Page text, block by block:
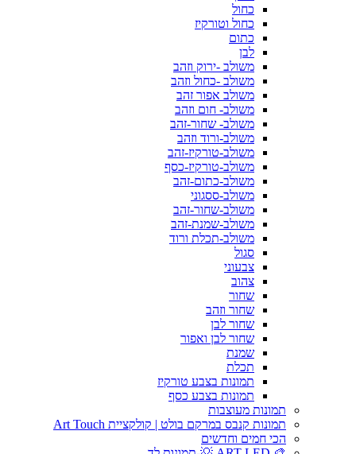
כחול
כחול וטורקיז
כתום
לבן
משולב -ירוק וזהב
משולב -כחול וזהב
משולב אפור זהב
משולב- חום וזהב
משולב- שחור-זהב
משולב-ורוד וזהב
משולב-טורקיז-זהב
משולב-טורקיז-כסף
משולב-כתום-זהב
משולב-ססגוני
משולב-שחור-זהב
משולב-שמנת-זהב
משולב-תכלת ורוד
סגול
צבעוני
צהוב
שחור
שחור וזהב
שחור לבן
שחור לבן ואפור
שמנת
תכלת
תמונות בצבע טורקיז
תמונות בצבע כסף
תמונות מעוצבות
תמונות קנבס במרקם בולט | קולקציית Art Touch
הכי חמים וחדשים